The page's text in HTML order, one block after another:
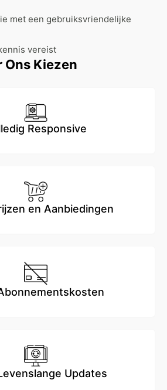
met een gebruiksvriendelijke
vereist
Ons Kiezen
Responsive
en Aanbiedingen
Updates